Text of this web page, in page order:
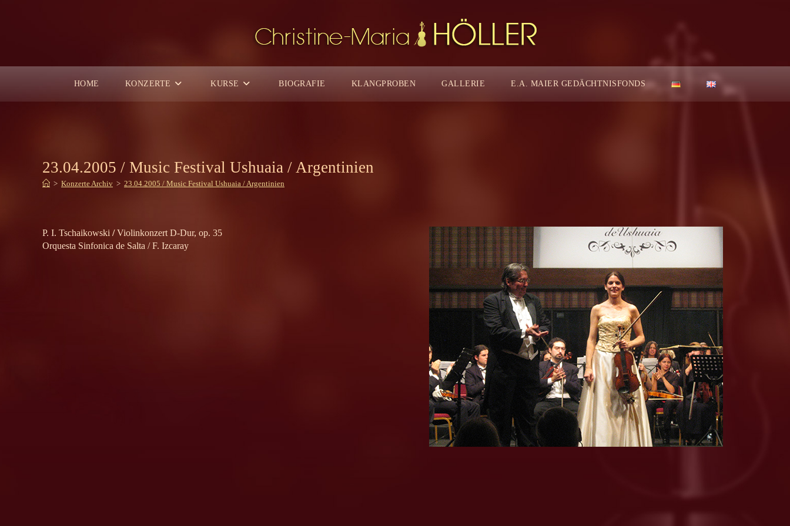
HOME KONZERTE KURSE BIOGRAFIE KLANGPROBEN GALLERIE E.A. MAIER GEDÄCHTNISFONDS
23.04.2005 / Music Festival Ushuaia / Argentinien
> Konzerte Archiv > 23.04.2005 / Music Festival Ushuaia / Argentinien
P. I. Tschaikowski /Violinkonzert D-Dur, op. 35
Orquesta Sinfonica de Salta / F. Izcaray